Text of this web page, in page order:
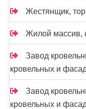
Жестянщик,
Жилой массив,
Завод
кровельных и
Завод
кровельных и